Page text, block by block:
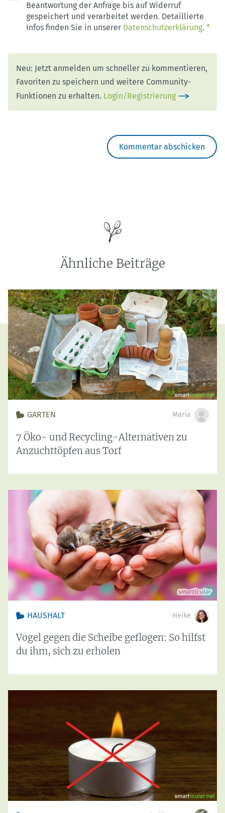
Beantwortung der Anfrage bis auf Widerruf
gespeichert und verarbeitet werden. Detaillierte
Infos finden Sie in unserer Datenschutzerklärung. *
Neu: Jetzt anmelden um schneller zu kommentieren,
Favoriten zu speichern und weitere Community-
Funktionen zu erhalten. Login/Registrierung
Ähnliche Beiträge
GARTEN Maria
7 Öko- und Recycling-Alternativen zu
Anzuchttöpfen aus Torf
HAUSHALT Heike
Vogel gegen die Scheibe geflogen: So hilfst
du ihm, sich zu erholen